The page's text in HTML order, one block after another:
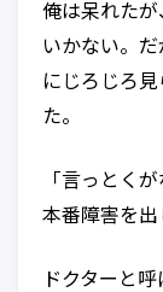
俺は呆れた
いかない。
にじろじろ
た。
「言っとく
本番障害を出
ドクターと